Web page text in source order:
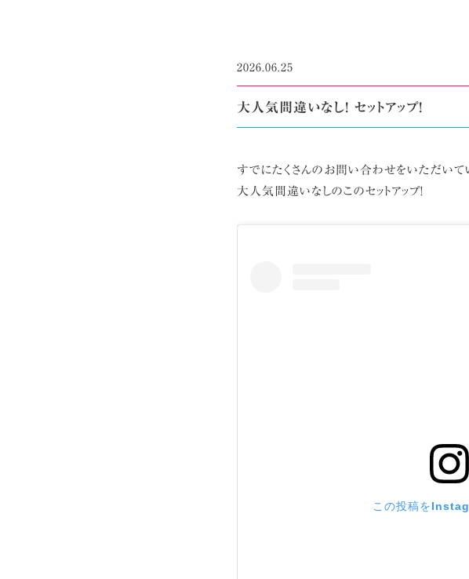
2026.06.25
大人気間違いなし! セットアップ!
すでにたくさんのお問い合わせをいただいて
大人気間違いなしのこのセットアップ!
この投稿を